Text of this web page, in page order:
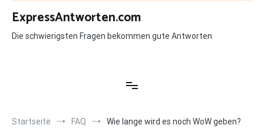
Zum
Inhalt
springen
ExpressAntworten.com
Die schwierigsten Fragen bekommen gute Antworten
Startseite FAQ Wie lange wird es noch WoW geben?